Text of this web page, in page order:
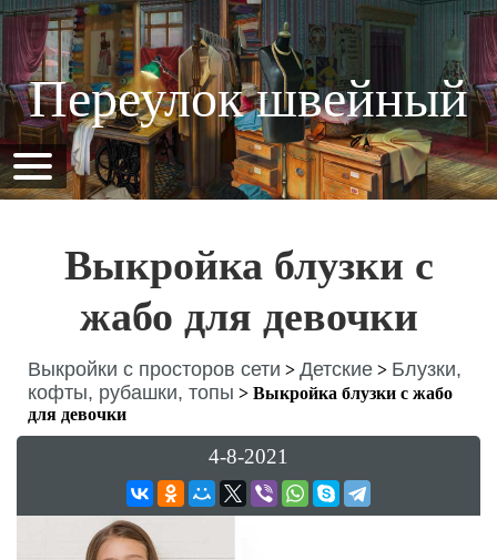
Переулок швейный
Выкройка блузки с
жабо для девочки
Выкройки с просторов сети > Детские > Блузки,
кофты, рубашки, топы > Выкройка блузки с жабо
для девочки
4-8-2021